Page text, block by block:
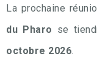
La prochaine
du Pharo se
octobre 2026.